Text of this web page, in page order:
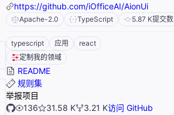
https://github.com/iOfficeAI/AionUi
Apache-2.0 TypeScript 5.87 K提交数
typescript 应用
react
定制我的领域
README
规则集
举报项目
136
31.58 K 3.21 K访问 GitHub